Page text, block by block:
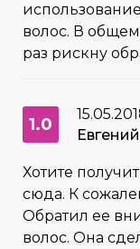
волос. В
раз рискну
1.0
Хотите
сюда. К
Обратил ее
волос. Она